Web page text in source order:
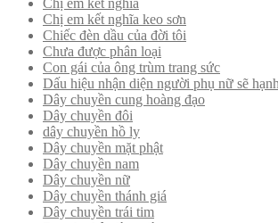
Chị em kết nghĩa
Chị em kết nghĩa keo sơn
Chiếc đèn dầu của đời tôi
Chưa được phân loại
Con gái của ông trùm trang sức
Dấu hiệu nhận diện người phụ nữ sẽ
Dây chuyền cung hoàng đạo
Dây chuyền đôi
dây chuyền hồ ly
Dây chuyền mặt phật
Dây chuyền nam
Dây chuyền nữ
Dây chuyền thánh giá
Dây chuyền trái tim